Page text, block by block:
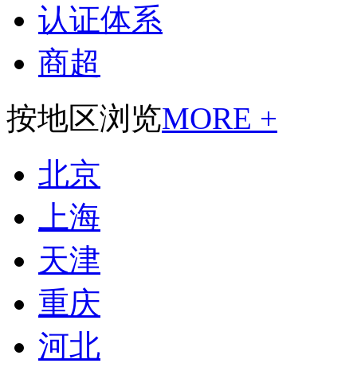
认证体系
商超
按地区浏览MORE +
北京
上海
天津
重庆
河北